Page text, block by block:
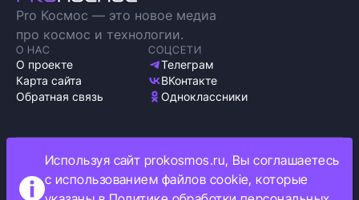
Pro Космос — это новое медиа
про космос и технологии.
О НАС
О проекте
Карта сайта
Обратная связь
СОЦСЕТИ
Телеграм
ВКонтакте
Одноклассники
Политика обработки персональных данных
Как мы используем cookie
Используя сайт prokosmos.ru, Вы соглашаетесь
с использованием файлов cookie, которые